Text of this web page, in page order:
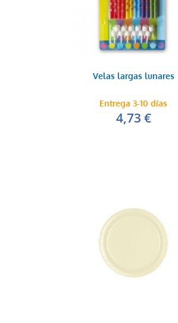
Velas largas lunares
Entrega 3-10 días
4,73 €